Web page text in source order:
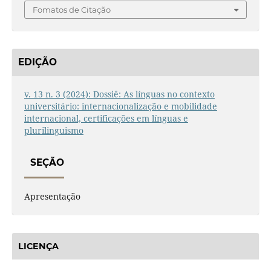
Fomatos de Citação
EDIÇÃO
v. 13 n. 3 (2024): Dossiê: As línguas no contexto
universitário: internacionalização e mobilidade
internacional, certificações em línguas e
plurilinguismo
SEÇÃO
Apresentação
LICENÇA